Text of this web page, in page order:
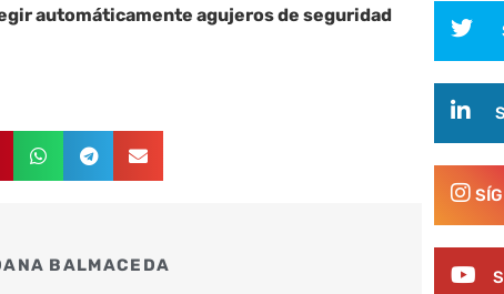
automáticamente agujeros de seguridad
BALMACEDA